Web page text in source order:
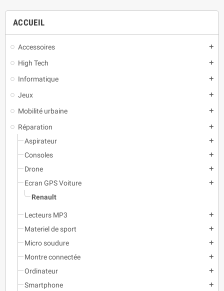
ACCUEIL
Accessoires add
High Tech add
Informatique add
Jeux add
Mobilité urbaine add
Réparation add
Aspirateur add
Consoles add
Drone add
Ecran GPS Voiture add
Renault
Lecteurs MP3 add
Materiel de sport add
Micro soudure add
Montre connectée add
Ordinateur add
Smartphone add